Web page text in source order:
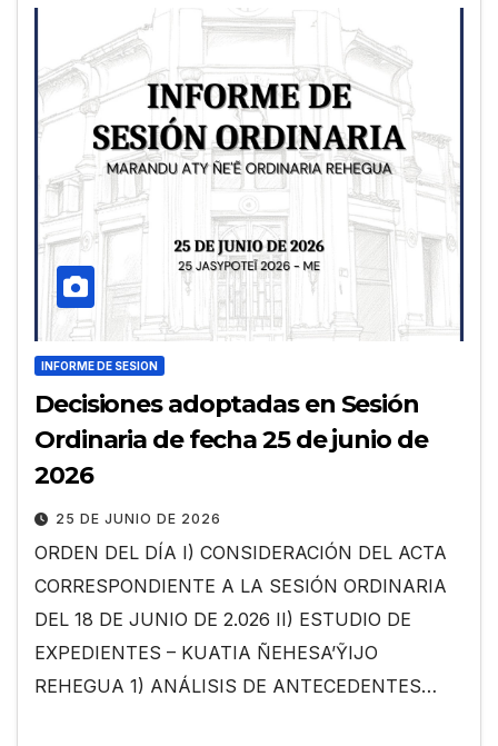
INFORME DE SESION
Decisiones adoptadas en Sesión
Ordinaria de fecha 25 de junio de
2026
25 DE JUNIO DE 2026
ORDEN DEL DÍA I) CONSIDERACIÓN DEL ACTA
CORRESPONDIENTE A LA SESIÓN ORDINARIA
DEL 18 DE JUNIO DE 2.026 II) ESTUDIO DE
EXPEDIENTES – KUATIA ÑEHESA’ỸIJO
REHEGUA 1) ANÁLISIS DE ANTECEDENTES…